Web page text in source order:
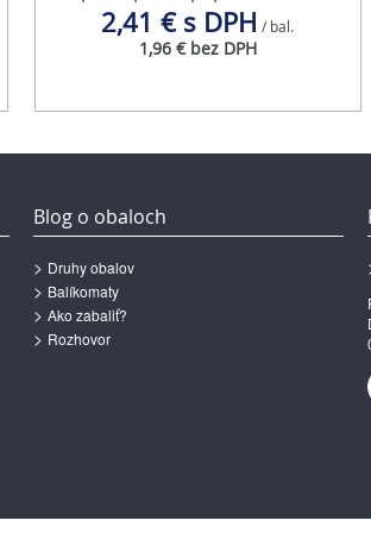
2,41 € s DPH / bal.
1,96 € bez DPH
Blog o obaloch
Druhy obalov
Balíkomaty
Ako zabaliť?
Rozhovor